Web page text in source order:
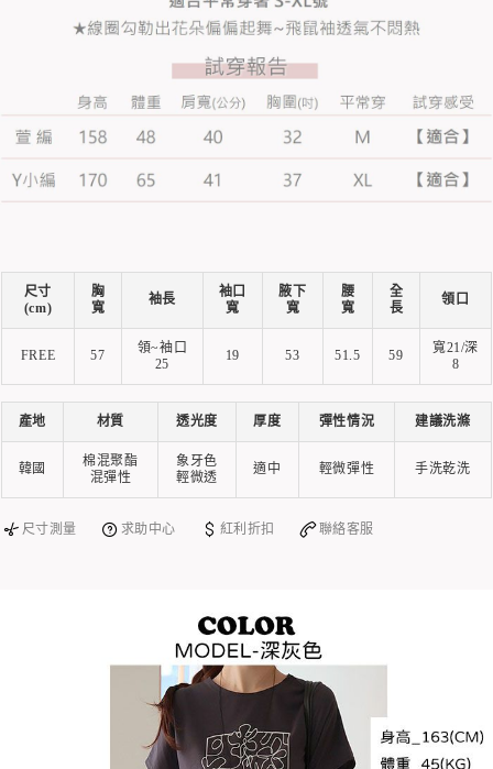
尺寸
(cm)
胸
寬
袖長
袖口
寬
腋下
寬
腰
寬
全
長
領口
FREE 57
領~袖口
25
19 53 51.5 59
寬21/深
8
產地 材質 透光度 厚度 彈性情況 建議洗滌
韓國
棉混聚酯
混彈性
象牙色
輕微透
適中 輕微彈性 手洗乾洗
尺寸測量 求助中心 紅利折扣 聯絡客服